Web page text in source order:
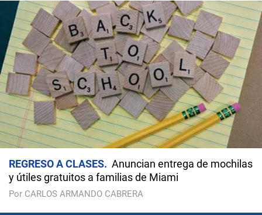
REGRESO A CLASES
Anuncian entrega de mochilas
y útiles gratuitos a familias de Miami
Por CARLOS ARMANDO CABRERA